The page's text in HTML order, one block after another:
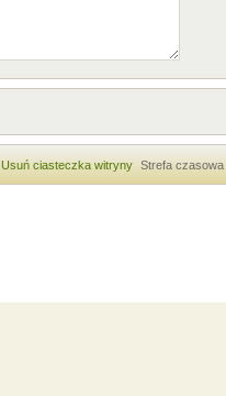
Strefa czasowa
Usuń ciasteczka witryny